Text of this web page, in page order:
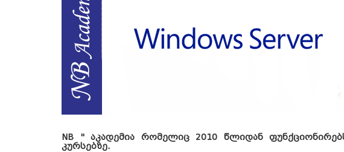
NB " აკადემია რომელიც 2010 წლიდან
კურსებზე.